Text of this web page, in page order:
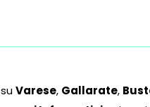
Varese, Gallarate,